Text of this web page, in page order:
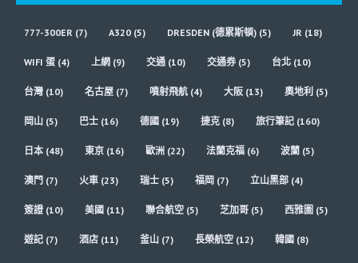
777-300ER (7) A320 (5) DRESDEN (德累斯頓) (5) JR (18)
WIFI 蛋 (4) 上網 (9) 交通 (10) 交通券(5) 台北 (10)
台灣 (10) 名古屋 (7) 噴射飛航 (4) 大阪 (13) 奧地利 (5)
岡山 (5) 巴士 (16) 德國 (19) 捷克 (8) 旅行筆記 (160)
日本 (48) 東京 (16) 歐洲 (22) 法蘭克福 (6) 波蘭 (5)
澳門 (7) 火車 (23) 瑞士 (5) 福岡 (7) 立山黑部 (4)
簽證 (10) 美國 (11) 聯合航空 (5) 芝加哥 (5) 西雅圖 (5)
遊記 (7) 酒店 (11) 釜山 (7) 長榮航空 (12) 韓國 (8)